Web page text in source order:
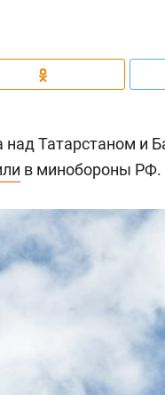
над Татарстаном
в минобороны РФ.